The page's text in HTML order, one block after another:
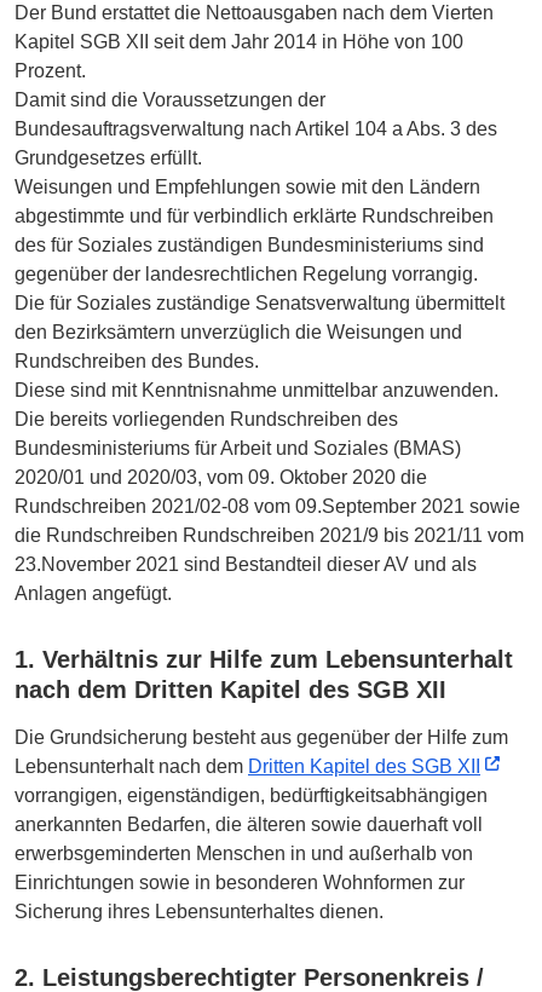
Der Bund erstattet die Nettoausgaben nach dem Vierten
Kapitel SGB XII seit dem Jahr 2014 in Höhe von 100
Prozent.
Damit sind die Voraussetzungen der
Bundesauftragsverwaltung nach Artikel 104 a Abs. 3 des
Grundgesetzes erfüllt.
Weisungen und Empfehlungen sowie mit den Ländern
abgestimmte und für verbindlich erklärte Rundschreiben
des für Soziales zuständigen Bundesministeriums sind
gegenüber der landesrechtlichen Regelung vorrangig.
Die für Soziales zuständige Senatsverwaltung übermittelt
den Bezirksämtern unverzüglich die Weisungen und
Rundschreiben des Bundes.
Diese sind mit Kenntnisnahme unmittelbar anzuwenden.
Die bereits vorliegenden Rundschreiben des
Bundesministeriums für Arbeit und Soziales (BMAS)
2020/01 und 2020/03, vom 09. Oktober 2020 die
Rundschreiben 2021/02-08 vom 09.September 2021 sowie
die Rundschreiben Rundschreiben 2021/9 bis 2021/11 vom
23.November 2021 sind Bestandteil dieser AV und als
Anlagen angefügt.
1. Verhältnis zur Hilfe zum Lebensunterhalt
nach dem Dritten Kapitel des SGB XII
Die Grundsicherung besteht aus gegenüber der Hilfe zum
Lebensunterhalt nach dem Dritten Kapitel des SGB XII
vorrangigen, eigenständigen, bedürftigkeitsabhängigen
anerkannten Bedarfen, die älteren sowie dauerhaft voll
erwerbsgeminderten Menschen in und außerhalb von
Einrichtungen sowie in besonderen Wohnformen zur
Sicherung ihres Lebensunterhaltes dienen.
2. Leistungsberechtigter Personenkreis /